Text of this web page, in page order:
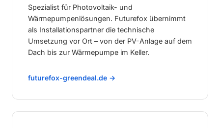
Spezialist für Photovoltaik- und
Wärmepumpenlösungen. Futurefox übernimmt
als Installationspartner die technische
Umsetzung vor Ort – von der PV-Anlage auf dem
Dach bis zur Wärmepumpe im Keller.
futurefox-greendeal.de →